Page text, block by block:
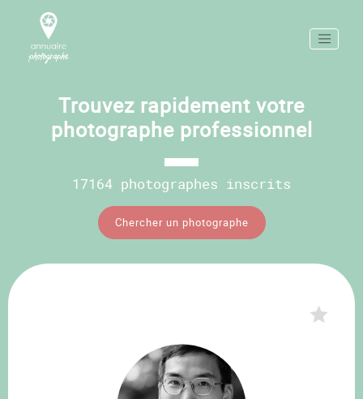
Trouvez rapidement votre
photographe professionnel
17164 photographes inscrits
Chercher un photographe